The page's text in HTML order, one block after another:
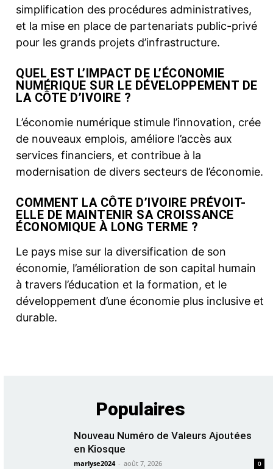
simplification des procédures administratives,
et la mise en place de partenariats public-privé
pour les grands projets d’infrastructure.
QUEL EST L’IMPACT DE L’ÉCONOMIE
NUMÉRIQUE SUR LE DÉVELOPPEMENT DE
LA CÔTE D’IVOIRE ?
L’économie numérique stimule l’innovation, crée
de nouveaux emplois, améliore l’accès aux
services financiers, et contribue à la
modernisation de divers secteurs de l’économie.
COMMENT LA CÔTE D’IVOIRE PRÉVOIT-
ELLE DE MAINTENIR SA CROISSANCE
ÉCONOMIQUE À LONG TERME ?
Le pays mise sur la diversification de son
économie, l’amélioration de son capital humain
à travers l’éducation et la formation, et le
développement d’une économie plus inclusive et
durable.
Populaires
Nouveau Numéro de Valeurs Ajoutées
en Kiosque
marlyse2024 - août 7, 2026 0